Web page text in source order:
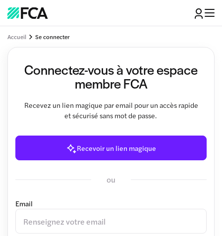
Accueil Se connecter
Connectez-vous à votre espace
membre FCA
Recevez un lien magique par email pour un accès rapide
et sécurisé sans mot de passe.
Recevoir un lien magique
ou
Email